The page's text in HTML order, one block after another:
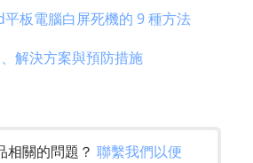
板電腦白屏死機的 9 種方法
解決方案與預防措施
相關的問題？ 聯繫我們以便